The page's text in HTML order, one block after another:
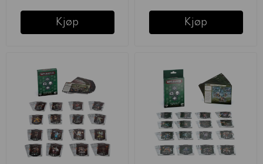
Kjøp Kjøp